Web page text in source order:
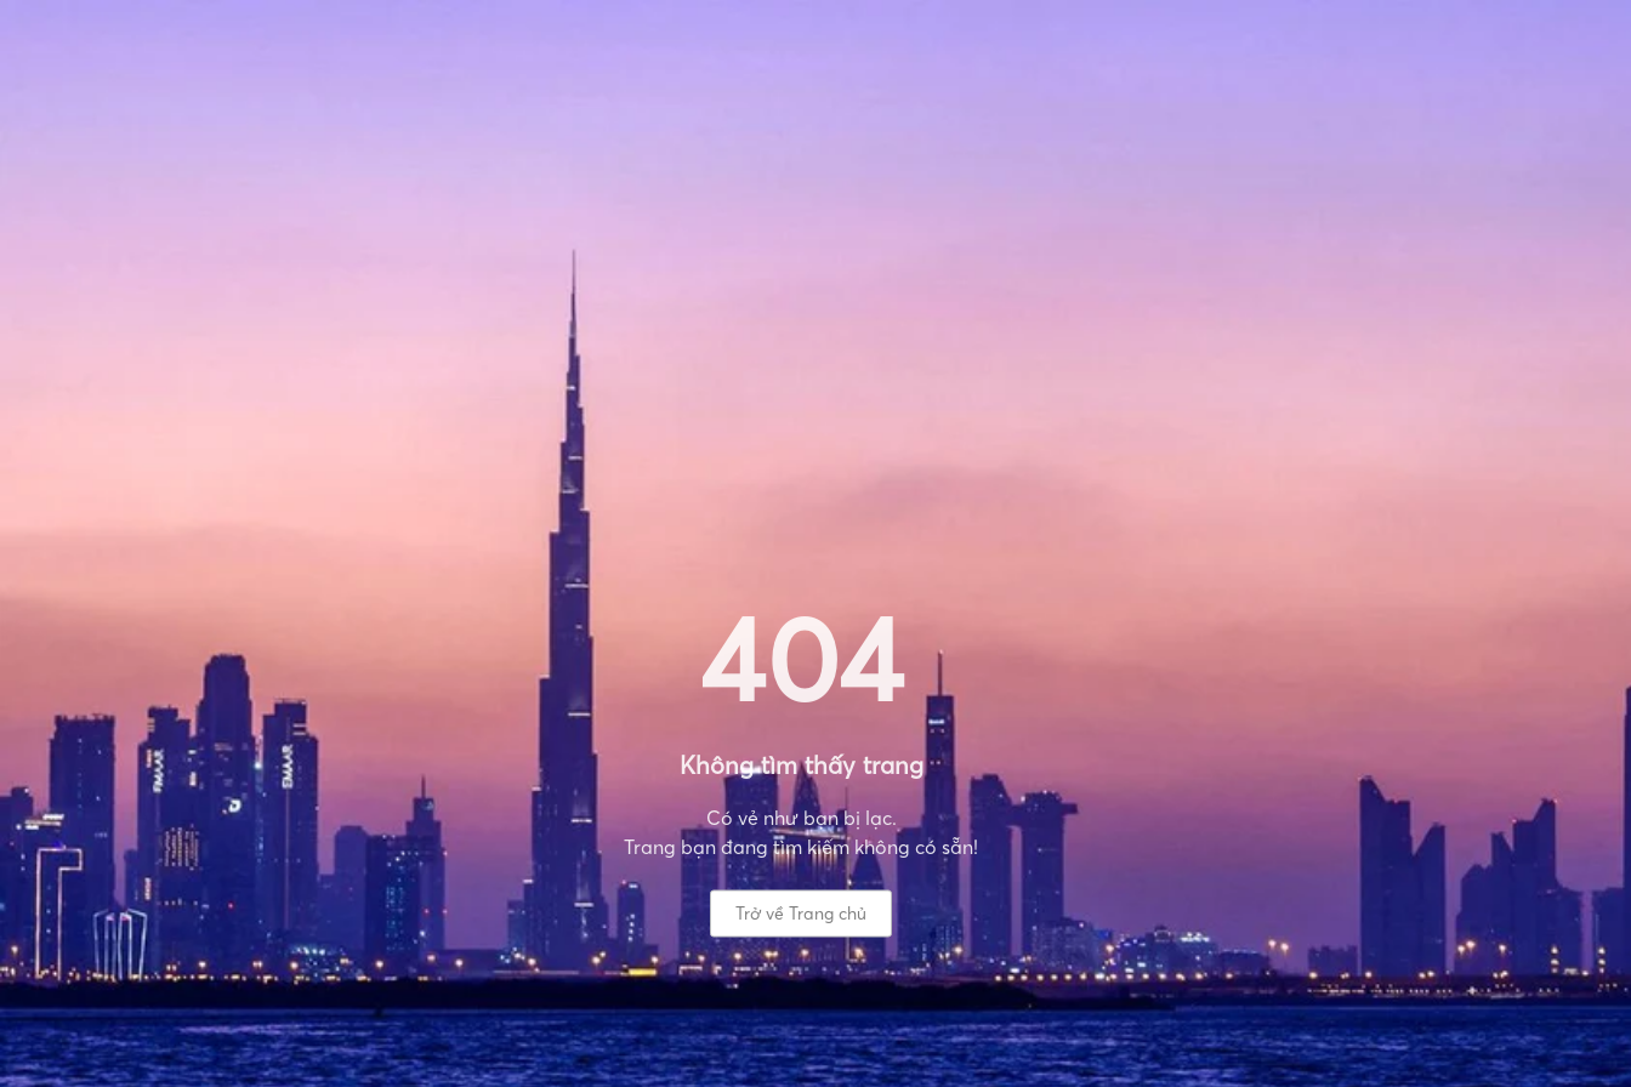
404
Không tìm thấy trang
Có vẻ như bạn bị lạc.
Trang bạn đang tìm kiếm không có sẵn!
Trở về Trang chủ